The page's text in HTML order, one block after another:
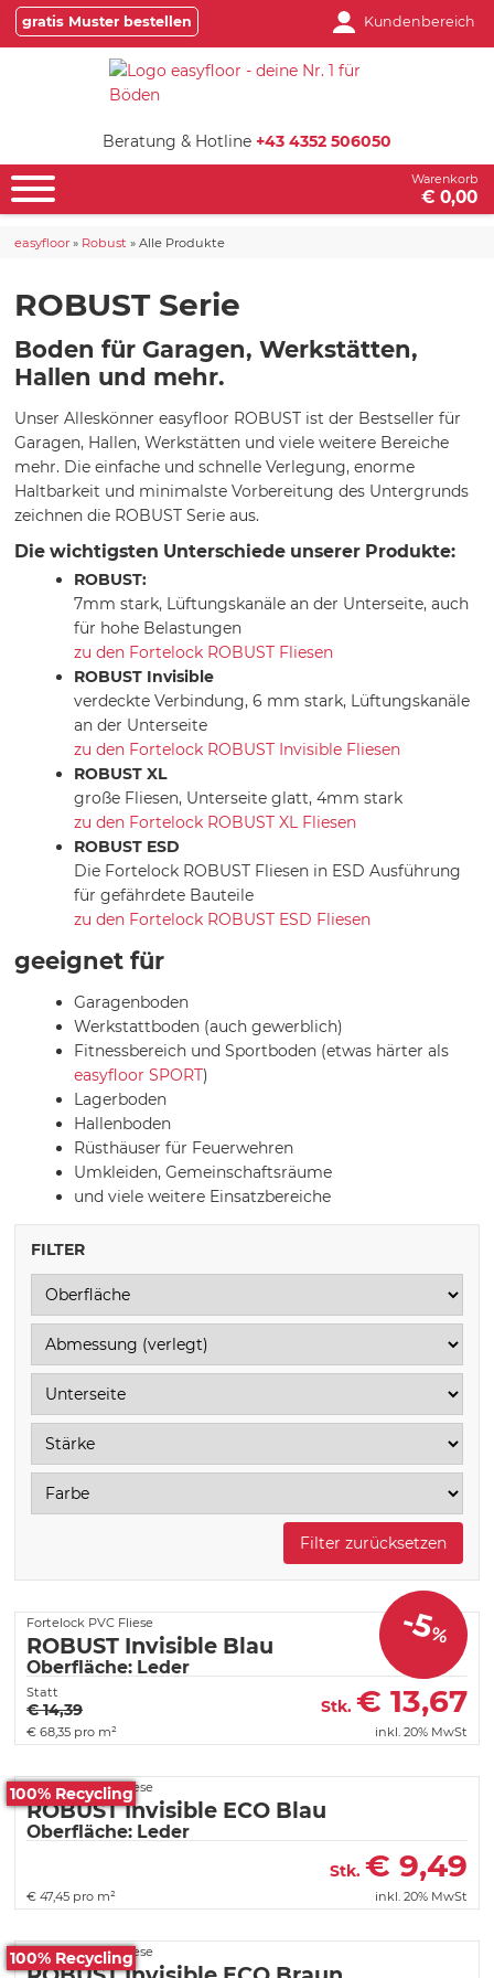
gratis Muster bestellen Kundenbereich
Beratung & Hotline +43 4352 506050
Warenkorb
€ 0,00
easyfloor » Robust »Alle Produkte
ROBUST Serie
Boden für Garagen, Werkstätten,
Hallen und mehr.
Unser Alleskönner easyfloor ROBUST ist der Bestseller für
Garagen, Hallen, Werkstätten und viele weitere Bereiche
mehr. Die einfache und schnelle Verlegung, enorme
Haltbarkeit und minimalste Vorbereitung des Untergrunds
zeichnen die ROBUST Serie aus.
Die wichtigsten Unterschiede unserer Produkte:
ROBUST:
7mm stark, Lüftungskanäle an der Unterseite, auch
für hohe Belastungen
zu den Fortelock ROBUST Fliesen
ROBUST Invisible
verdeckte Verbindung, 6 mm stark, Lüftungskanäle
an der Unterseite
zu den Fortelock ROBUST Invisible Fliesen
ROBUST XL
große Fliesen, Unterseite glatt, 4mm stark
zu den Fortelock ROBUST XL Fliesen
ROBUST ESD
Die Fortelock ROBUST Fliesen in ESD Ausführung
für gefährdete Bauteile
zu den Fortelock ROBUST ESD Fliesen
geeignet für
Garagenboden
Werkstattboden (auch gewerblich)
Fitnessbereich und Sportboden (etwas härter als
easyfloor SPORT)
Lagerboden
Hallenboden
Rüsthäuser für Feuerwehren
Umkleiden, Gemeinschaftsräume
und viele weitere Einsatzbereiche
FILTER
Filter zurücksetzen
-5%
Fortelock PVC Fliese
ROBUST Invisible Blau
Oberfläche: Leder
Statt
€ 14,39 Stk. € 13,67
€ 68,35 pro m² inkl. 20% MwSt
100% Recycling
Fortelock PVC Fliese
ROBUST Invisible ECO Blau
Oberfläche: Leder
Stk. € 9,49
€ 47,45 pro m² inkl. 20% MwSt
100% Recycling
Fortelock PVC Fliese